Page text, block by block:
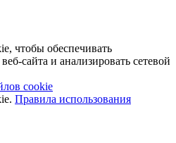
чтобы обеспечивать
сайта и анализировать сетевой
cookie
Правила использования